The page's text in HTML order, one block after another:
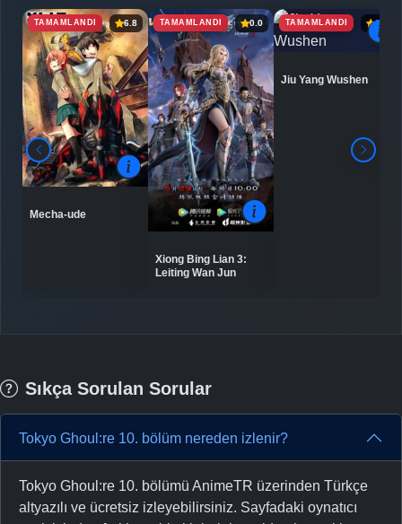
TAMAMLANDI 6.8
Mecha-ude
TAMAMLANDI 0.0
Xiong Bing Lian 3:
Leiting Wan Jun
TAMAMLANDI 6.9
Jiu Yang Wushen
Sıkça Sorulan Sorular
Tokyo Ghoul:re 10. bölüm nereden izlenir?
Tokyo Ghoul:re 10. bölümü AnimeTR üzerinden Türkçe
altyazılı ve ücretsiz izleyebilirsiniz. Sayfadaki oynatıcı